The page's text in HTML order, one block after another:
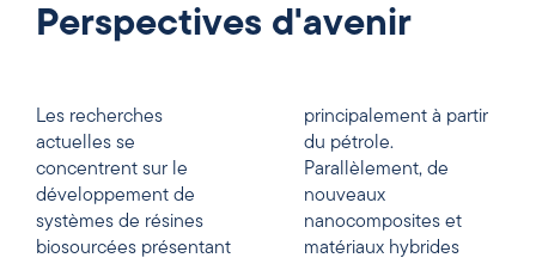
Perspectives d'avenir
Les recherches
actuelles se
concentrent sur le
développement de
systèmes de résines
biosourcées présentant
principalement à partir
du pétrole.
Parallèlement, de
nouveaux
nanocomposites et
matériaux hybrides